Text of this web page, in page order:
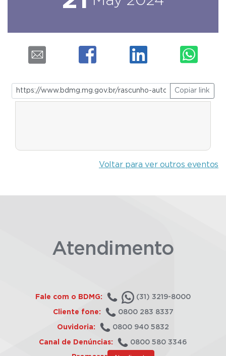
Copiar link
Voltar para ver outros eventos
Atendimento
Fale com o BDMG: (31) 3219-8000
Cliente fone: 0800 283 8337
Ouvidoria: 0800 940 5832
Canal de Denúncias: 0800 580 3346